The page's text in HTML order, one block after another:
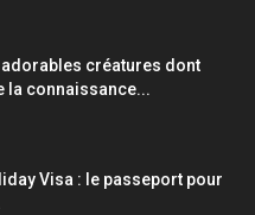
adorables créatures dont
la connaissance...
Visa : le passeport pour